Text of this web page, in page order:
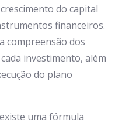
do capital
financeiros.
compreensão dos
investimento, além
do plano
uma fórmula